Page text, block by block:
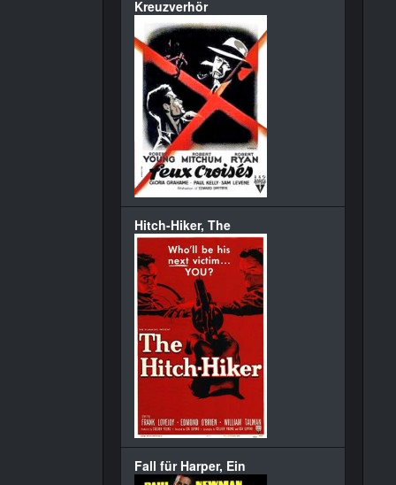
Kreuzverhör
Hitch-Hiker, The
Fall für Harper, Ein